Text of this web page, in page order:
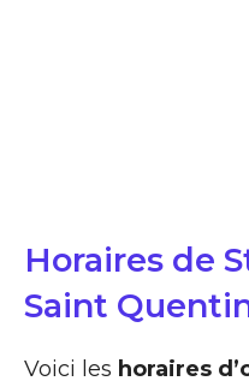
Horaires de
Saint
Voici les horaires